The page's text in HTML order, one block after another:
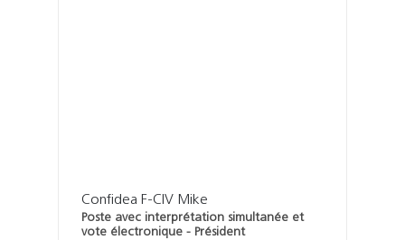
Confidea F-CIV Mike
Poste avec interprétation simultanée et
vote électronique - Président